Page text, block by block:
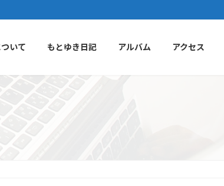
いて もとゆき日記 アルバム アクセス